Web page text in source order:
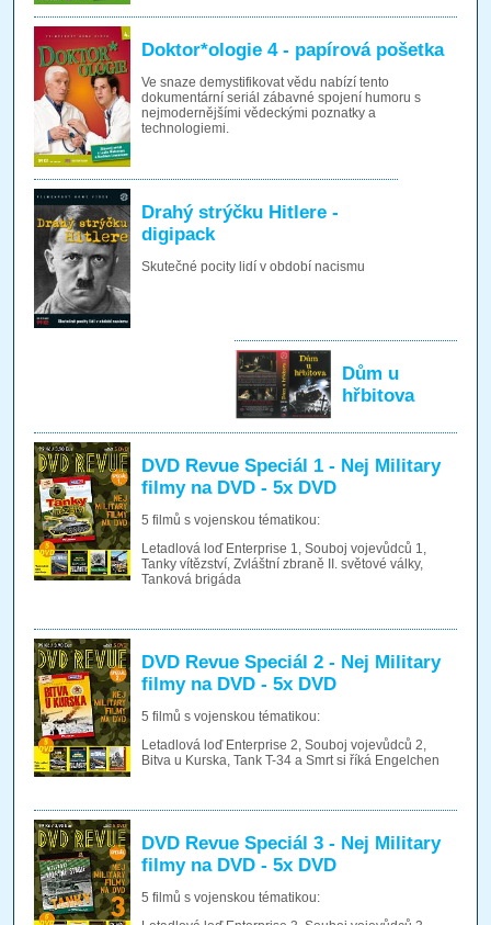
Doktor*ologie 4 - papírová pošetka
Ve snaze demystifikovat vědu nabízí tento
dokumentární seriál zábavné spojení humoru s
nejmodernějšími vědeckými poznatky a
technologiemi.
Drahý strýčku Hitlere -
digipack
Skutečné pocity lidí v období nacismu
Dům u
hřbitova
DVD Revue Speciál 1 - Nej Military
filmy na DVD - 5x DVD
5 filmů s vojenskou tématikou:
Letadlová loď Enterprise 1, Souboj vojevůdců 1,
Tanky vítězství, Zvláštní zbraně II. světové války,
Tanková brigáda
DVD Revue Speciál 2 - Nej Military
filmy na DVD - 5x DVD
5 filmů s vojenskou tématikou:
Letadlová loď Enterprise 2, Souboj vojevůdců 2,
Bitva u Kurska, Tank T-34 a Smrt si říká Engelchen
DVD Revue Speciál 3 - Nej Military
filmy na DVD - 5x DVD
5 filmů s vojenskou tématikou: